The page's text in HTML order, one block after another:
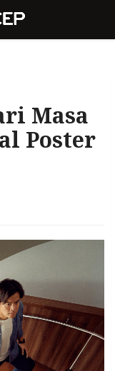
Masa
Poster